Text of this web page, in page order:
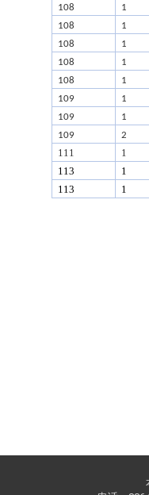
108 1
108 1
108 1
108 1
108 1
109 1
109 1
109 2
111
1
113
1
113
1